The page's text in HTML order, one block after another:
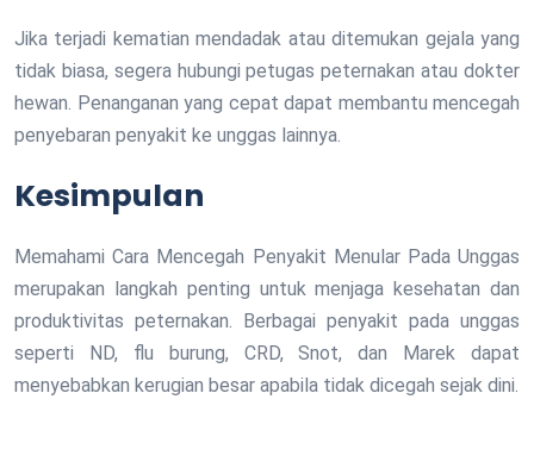
Jika terjadi kematian mendadak atau ditemukan gejala yang
tidak biasa, segera hubungi petugas peternakan atau dokter
hewan. Penanganan yang cepat dapat membantu mencegah
penyebaran penyakit ke unggas lainnya.
Kesimpulan
Memahami Cara Mencegah Penyakit Menular Pada Unggas
merupakan langkah penting untuk menjaga kesehatan dan
produktivitas peternakan. Berbagai penyakit pada unggas
seperti ND, flu burung, CRD, Snot, dan Marek dapat
menyebabkan kerugian besar apabila tidak dicegah sejak dini.